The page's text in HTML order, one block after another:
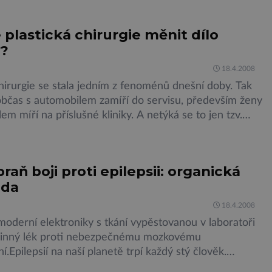
poznatky: Atlantida je potopený ostrov […]
plastická chirurgie měnit dílo
18.4.2008
se stala jedním z fenoménů dnešní doby. Tak
s automobilem zamíří do servisu, především ženy
míří na příslušné kliniky. A netýká se to jen tzv.
proti epilepsii: organická
18.4.2008
elektroniky s tkání vypěstovanou v laboratoři
lék proti nebezpečnému mozkovému
na naší planetě trpí každý stý člověk.